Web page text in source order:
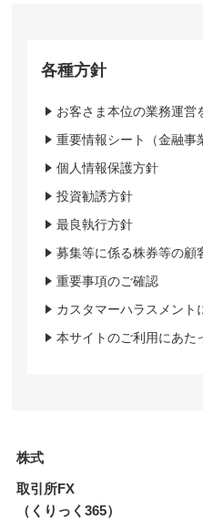
各種方針
お客さま本位の業務運営
重要情報シート（金融事
個人情報保護方針
投資勧誘方針
最良執行方針
募集等に係る株券等の顧
重要事項のご確認
カスタマーハラスメント
本サイトのご利用にあた
株式
取引所FX
（くりっく365）